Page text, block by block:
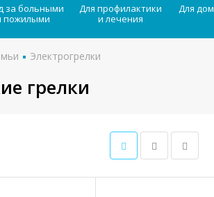
за больными
пожилыми
Для профилактики
и лечения
Для
Электрогрелки
грелки